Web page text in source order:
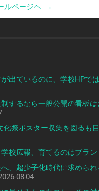
ルページヘ
→
出ているのに、学校HPで
するなら一般公開の看板
化祭ポスター収集を図るも
学校広報、育てるのはブラン
、超少子化時代に求めら
08-04